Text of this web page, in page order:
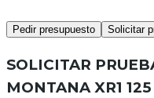
Pedir presupuesto Solicitar
SOLICITAR
MONTANA XR1